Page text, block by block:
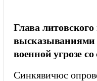
Глава
высказываниями
военной угрозе
Синкявичюс